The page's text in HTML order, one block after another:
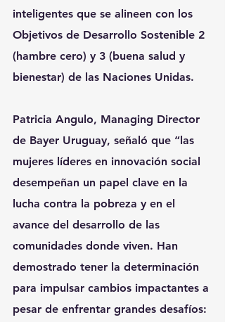
inteligentes que se alineen con los
Objetivos de Desarrollo Sostenible 2
(hambre cero) y 3 (buena salud y
bienestar) de las Naciones Unidas.
Patricia Angulo, Managing Director
de Bayer Uruguay, señaló que “las
mujeres líderes en innovación social
desempeñan un papel clave en la
lucha contra la pobreza y en el
avance del desarrollo de las
comunidades donde viven. Han
demostrado tener la determinación
para impulsar cambios impactantes a
pesar de enfrentar grandes desafíos: